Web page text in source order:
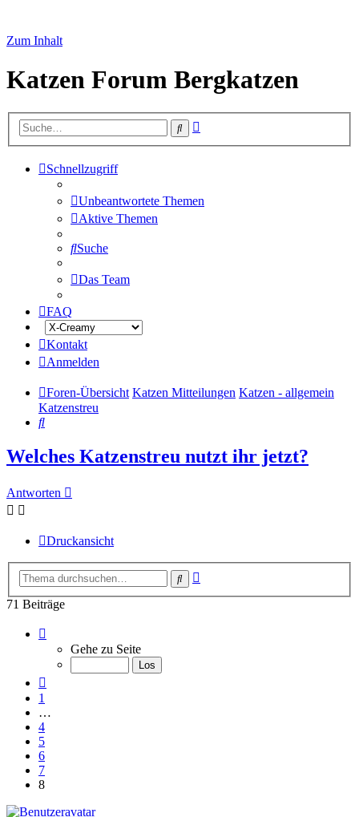
Zum Inhalt
Katzen Forum Bergkatzen
Suche
Schnellzugriff
Unbeantwortete Themen
Aktive Themen
Suche
Das Team
FAQ
Kontakt
Anmelden
Foren-Übersicht Katzen Mitteilungen Katzen - allgemein
Katzenstreu
Suche
Welches Katzenstreu nutzt ihr jetzt?
Antworten
Druckansicht
Suche
71 Beiträge
von
Gehe zu Seite
1
…
4
5
6
7
8